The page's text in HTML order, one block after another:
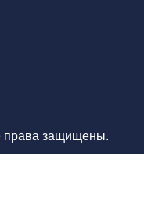
права защищены.